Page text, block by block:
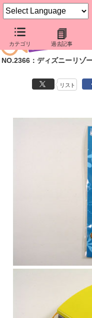
カテゴリ 過去記事
NO.2366：ディズニーリゾ
リスト